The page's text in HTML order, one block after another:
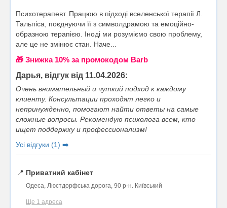
Психотерапевт. Працюю в підході вселенської терапії Л.
Тальпіса, поєднуючи її з символдрамою та емоційно-
образною терапією. Іноді ми розуміємо свою проблему,
але це не змінює стан. Наче...
🎁 Знижка 10% за промокодом Barb
Дарья, відгук від 11.04.2026:
Очень внимательный и чуткий подход к каждому
клиенту. Консультации проходят легко и
непринужденно, помогают найти ответы на самые
сложные вопросы. Рекомендую психолога всем, кто
ищет поддержку и профессионализм!
Усі відгуки (1) ➡️
📍 Приватний кабінет
Одеса, Люстдорфська дорога, 90 р-н. Київський
Ще 1 адреса